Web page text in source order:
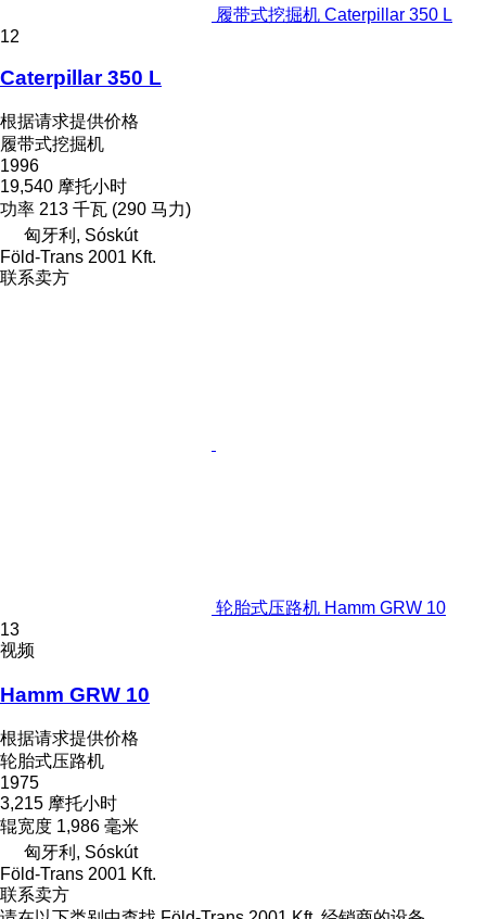
履带式挖掘机 Caterpillar 350 L
12
Caterpillar 350 L
根据请求提供价格
履带式挖掘机
1996
19,540 摩托小时
功率 213 千瓦 (290 马力)
匈牙利, Sóskút
Föld-Trans 2001 Kft.
联系卖方
轮胎式压路机 Hamm GRW 10
13
视频
Hamm GRW 10
根据请求提供价格
轮胎式压路机
1975
3,215 摩托小时
辊宽度 1,986 毫米
匈牙利, Sóskút
Föld-Trans 2001 Kft.
联系卖方